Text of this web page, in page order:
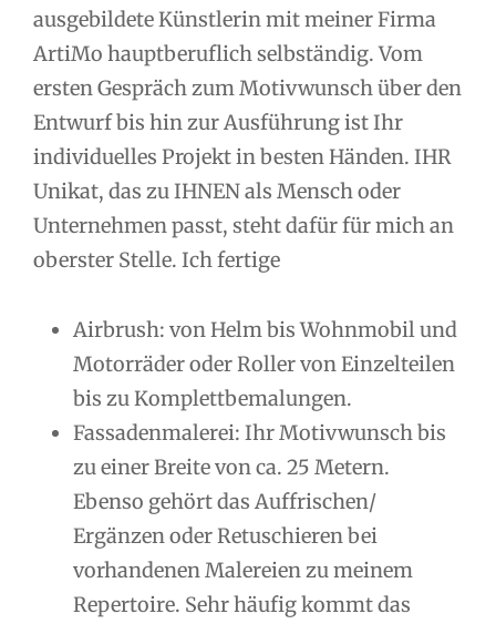
ausgebildete Künstlerin mit meiner Firma
ArtiMo hauptberuflich selbständig. Vom
ersten Gespräch zum Motivwunsch über den
Entwurf bis hin zur Ausführung ist Ihr
individuelles Projekt in besten Händen. IHR
Unikat, das zu IHNEN als Mensch oder
Unternehmen passt, steht dafür für mich an
oberster Stelle. Ich fertige
Airbrush: von Helm bis Wohnmobil und
Motorräder oder Roller von Einzelteilen
bis zu Komplettbemalungen.
Fassadenmalerei: Ihr Motivwunsch bis
zu einer Breite von ca. 25 Metern.
Ebenso gehört das Auffrischen/
Ergänzen oder Retuschieren bei
vorhandenen Malereien zu meinem
Repertoire. Sehr häufig kommt das